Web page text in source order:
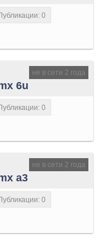
0
не в сети 2 года
6u
0
не в сети 2 года
a3
0